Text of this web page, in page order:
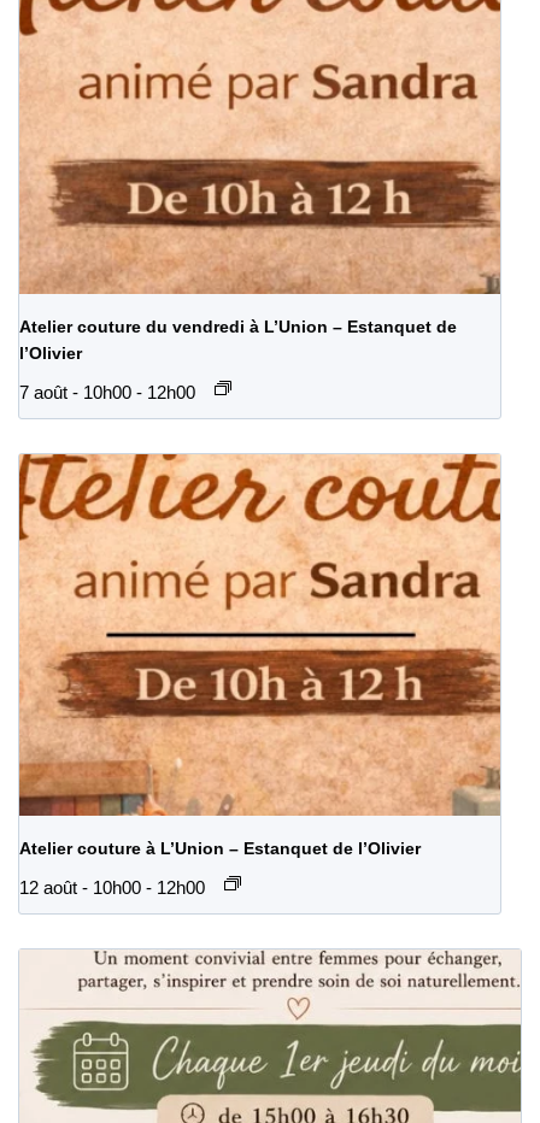
Atelier couture du vendredi à L’Union – Estanquet de
l’Olivier
7 août - 10h00 - 12h00
Atelier couture à L’Union – Estanquet de l’Olivier
12 août - 10h00 - 12h00